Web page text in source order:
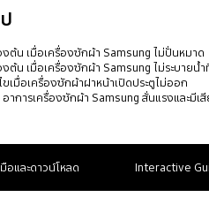
ต้น เมื่อเครื่องซักผ้า Samsung ไม่ปั่นหมาด
ต้น เมื่อเครื่องซักผ้า Samsung ไม่ระบายน้ำ
เมื่อเครื่องซักผ้าฝาหน้าเปิดประตูไม่ออก
าการเครื่องซักผ้า Samsung สั่นแรงและมีเ
อและดาวน์โหลด Interactive